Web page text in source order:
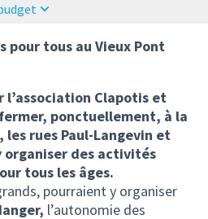
pour tous au Vieux Pont
l’association Clapotis et
ponctuellement, à la
rues Paul-Langevin et
organiser des activités
tous les âges.
pourraient y organiser
l’autonomie des